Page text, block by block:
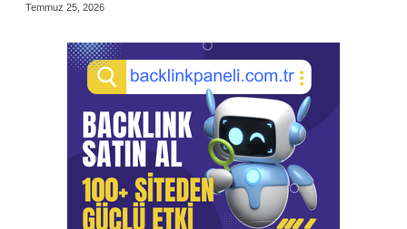
Temmuz 25, 2026